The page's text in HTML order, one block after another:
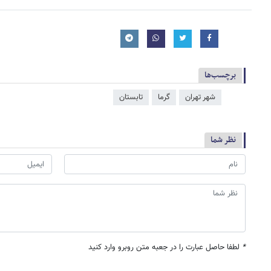
برچسب‌ها
شهر تهران گرما تابستان
نظر شما
* لطفا حاصل عبارت را در جعبه متن روبرو وارد کنید